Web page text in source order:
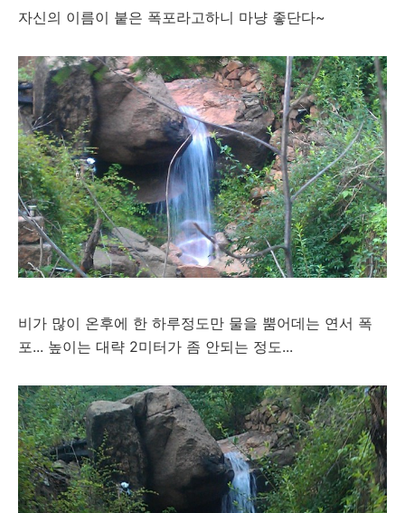
자신의 이름이 붙은 폭포라고하니 마냥 좋단다~
비가 많이 온후에 한 하루정도만 물을 뿜어데는 연서 폭
포... 높이는 대략 2미터가 좀 안되는 정도...